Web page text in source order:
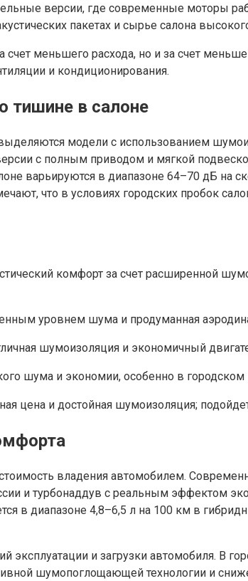
версии, где современные моторы
пакетах и сырье салона
меньшего расхода, но и за счет
и кондиционирования.
тишине в салоне
модели с использованием
с полным приводом и мягкой
варьируются в диапазоне 64–70 дБ на
что в условиях городских пробок
комфорт за счет расширенной
уровнем шума и продуманная
шумоизоляция и экономичный
шума и экономии, особенно в городском
и достойная шумоизоляция; подойдет
владения автомобилем.
и турбонаддув с реальным эффектом
в диапазоне 4,8–6,5 л на 100 км в
эксплуатации и загрузки автомобиля.
шумопоглощающей технологии и